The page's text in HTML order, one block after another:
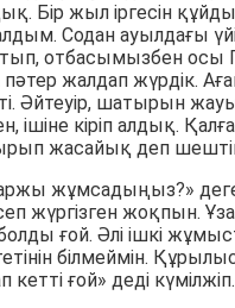
Бір жыл іргесін
Содан ауылдағы
отбасымызбен осы
жалдап жүрдік.
Әйтеуір, шатырын
ішіне кіріп алдық.
жасайық деп
жұмсадыңыз?»
жүргізген жоқпын.
ғой. Әлі ішкі
білмеймін.
ғой» деді күмілжіп.